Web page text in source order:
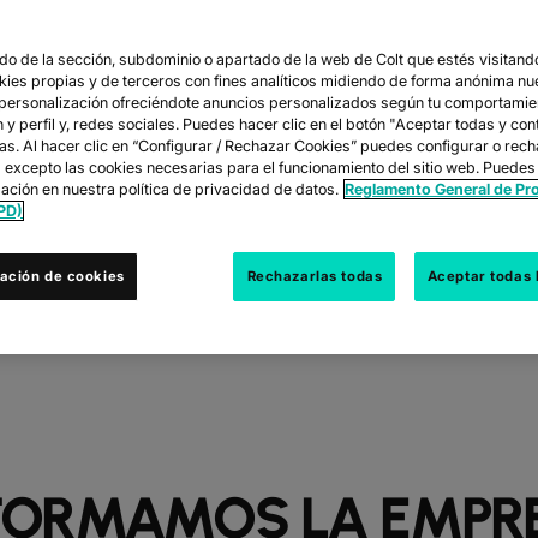
asociado para ayudar a las empresas a transformar y
de arquitecturas híbridas ágiles, hiperconectadas
LA
de la sección, subdominio o apartado de la web de Colt que estés
propias y de terceros con fines analíticos midiendo de forma anónima
ofreciéndote anuncios personalizados según tu
y perfil y, redes sociales. Puedes hacer clic en el botón "Aceptar todas y
Al hacer clic en “Configurar / Rechazar Cookies” puedes configurar o
excepto las cookies necesarias para el funcionamiento del sitio web.
en nuestra política de privacidad de datos. Reglamento General de
de cookies Rechazarlas todas Aceptar todas